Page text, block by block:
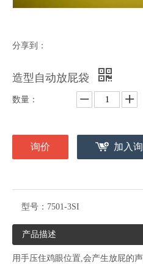
分享到：
造型自动放屁袋
数量：
询价 加入
型号： 7501-3SI
产品描述
用手压住鸡眼位置,会产生放屁的